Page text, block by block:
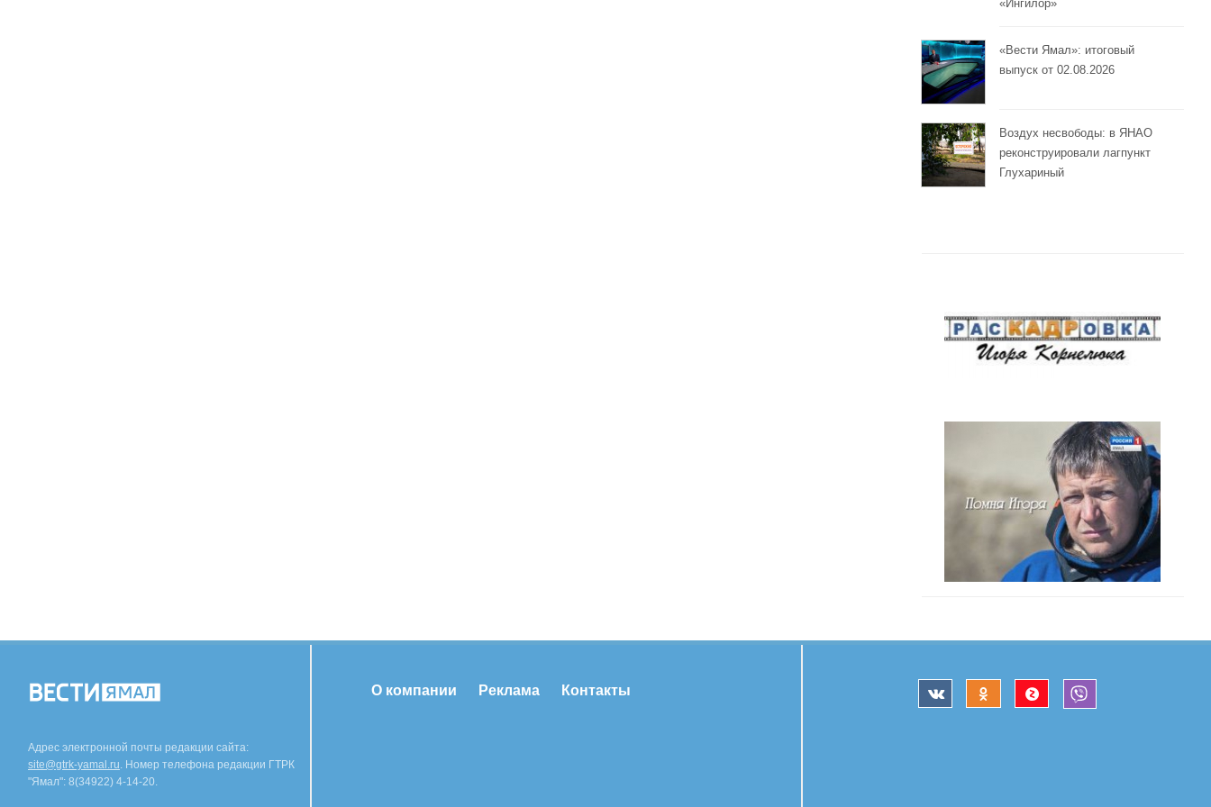
«Ингилор»
«Вести Ямал»: итоговый
выпуск от 02.08.2026
Воздух несвободы: в ЯНАО
реконструировали лагпункт
Глухариный
Адрес электронной почты редакции сайта:
site@gtrk-yamal.ru. Номер телефона редакции ГТРК
"Ямал": 8(34922) 4-14-20.
О компании Реклама Контакты